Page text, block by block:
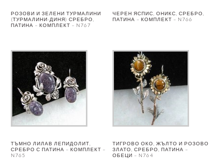
РОЗОВИ И ЗЕЛЕНИ ТУРМАЛИНИ
(ТУРМАЛИНИ-ДИНЯ) СРЕБРО,
ПАТИНА – КОМПЛЕКТ – N767
ЧЕРЕН ЯСПИС, ОНИКС, СРЕБРО,
ПАТИНА – КОМПЛЕКТ – N766
ТЪМНО ЛИЛАВ ЛЕПИДОЛИТ,
СРЕБРО С ПАТИНА – КОМПЛЕКТ –
N765
ТИГРОВО ОКО, ЖЪЛТО И РОЗОВО
ЗЛАТО, СРЕБРО, ПАТИНА –
ОБЕЦИ – N764